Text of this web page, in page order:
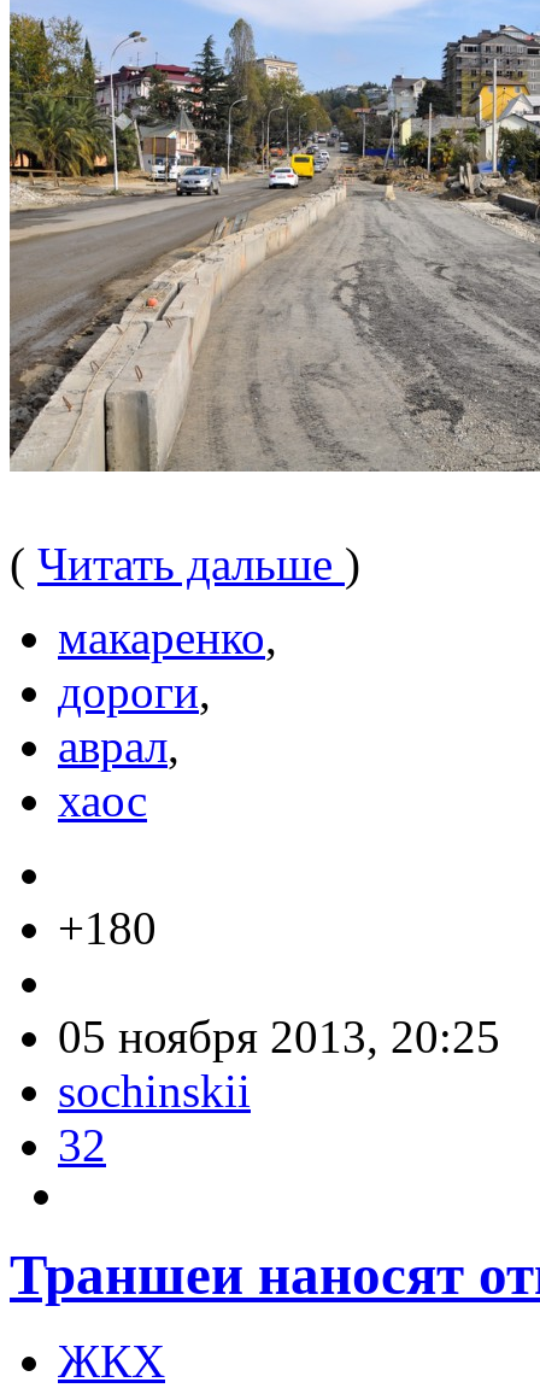
( Читать дальше )
макаренко,
дороги,
аврал,
хаос
+180
05 ноября 2013, 20:25
sochinskii
32
Траншеи наносят
ЖКХ